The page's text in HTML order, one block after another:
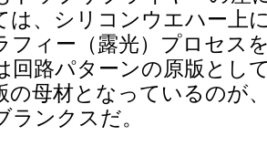
は、シリコンウエハー上
フィー（露光）プロセス
回路パターンの原版とし
の母材となっているのが
ンクスだ。